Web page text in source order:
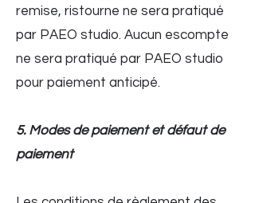
remise, ristourne ne sera pratiqué
par PAEO studio. Aucun escompte
ne sera pratiqué par PAEO studio
pour paiement anticipé.
5. Modes de paiement et défaut de
paiement